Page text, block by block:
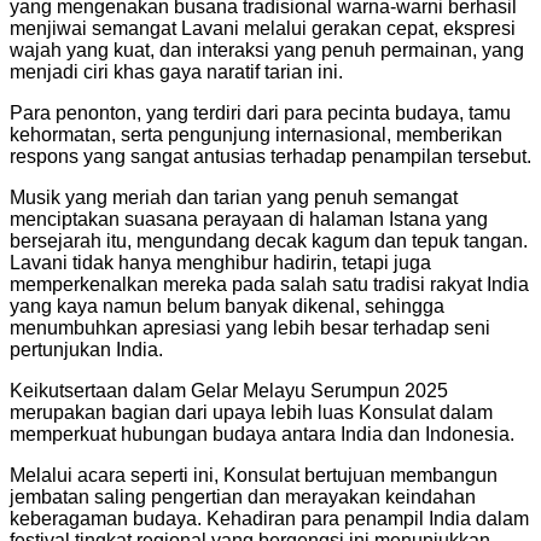
yang mengenakan busana tradisional warna-warni berhasil
menjiwai semangat Lavani melalui gerakan cepat, ekspresi
wajah yang kuat, dan interaksi yang penuh permainan, yang
menjadi ciri khas gaya naratif tarian ini.
Para penonton, yang terdiri dari para pecinta budaya, tamu
kehormatan, serta pengunjung internasional, memberikan
respons yang sangat antusias terhadap penampilan tersebut.
Musik yang meriah dan tarian yang penuh semangat
menciptakan suasana perayaan di halaman Istana yang
bersejarah itu, mengundang decak kagum dan tepuk tangan.
Lavani tidak hanya menghibur hadirin, tetapi juga
memperkenalkan mereka pada salah satu tradisi rakyat India
yang kaya namun belum banyak dikenal, sehingga
menumbuhkan apresiasi yang lebih besar terhadap seni
pertunjukan India.
Keikutsertaan dalam Gelar Melayu Serumpun 2025
merupakan bagian dari upaya lebih luas Konsulat dalam
memperkuat hubungan budaya antara India dan Indonesia.
Melalui acara seperti ini, Konsulat bertujuan membangun
jembatan saling pengertian dan merayakan keindahan
keberagaman budaya. Kehadiran para penampil India dalam